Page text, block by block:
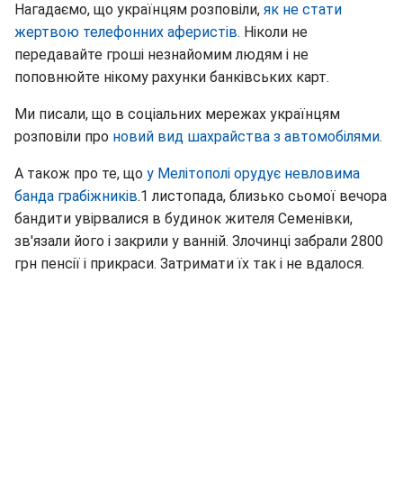
Нагадаємо, що українцям розповіли, як не стати
жертвою телефонних аферистів. Ніколи не
передавайте гроші незнайомим людям і не
поповнюйте нікому рахунки банківських карт.
Ми писали, що в соціальних мережах українцям
розповіли про новий вид шахрайства з автомобілями.
А також про те, що у Мелітополі орудує невловима
банда грабіжників.1 листопада, близько сьомої вечора
бандити увірвалися в будинок жителя Семенівки,
зв'язали його і закрили у ванній. Злочинці забрали 2800
грн пенсії і прикраси. Затримати їх так і не вдалося.